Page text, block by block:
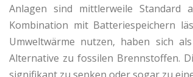
Anlagen sind mittlerweile
Kombination mit Batteriespeichern
Umweltwärme nutzen, haben sich
Alternative zu fossilen Brennstoffen.